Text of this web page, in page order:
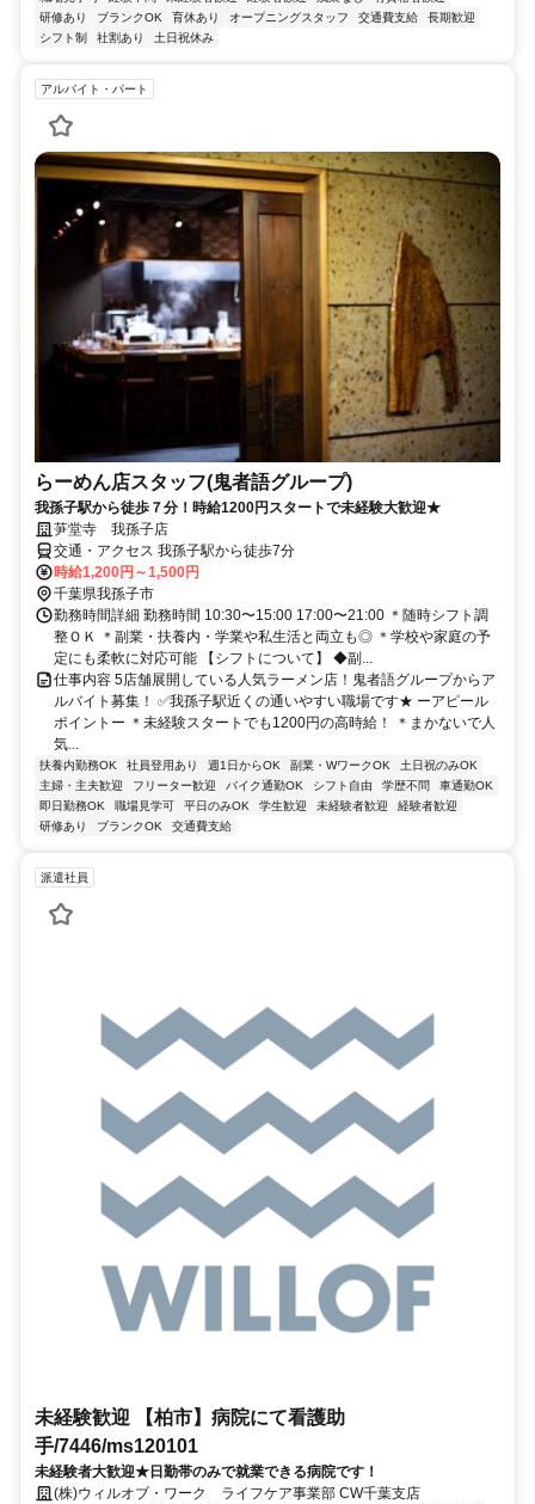
研修あり
ブランクOK 育休あり オープニングスタッフ 交通費支給
長期歓迎
シフト制
社割あり 土日祝休み
アルバイト・パート
らーめん店スタッフ(鬼者語グループ)
我孫子駅から徒歩７分！時給1200円スタートで未経験大歓迎★
芛堂寺 我孫子店
交通・アクセス 我孫子駅から徒歩7分
時給1,200円～1,500円
千葉県我孫子市
勤務時間詳細 勤務時間 10:30〜15:00 17:00〜21:00 ＊随時シフト調
整ＯＫ ＊副業・扶養内・学業や私生活と両立も◎ ＊学校や家庭の予
定にも柔軟に対応可能 【シフトについて】 ◆副...
仕事内容 5店舗展開している人気ラーメン店！鬼者語グループからア
ルバイト募集！ ✅我孫子駅近くの通いやすい職場です★ ーアピール
ポイントー ＊未経験スタートでも1200円の高時給！ ＊まかないで人
気...
扶養内勤務OK 社員登用あり 週1日からOK 副業・WワークOK
土日祝のみOK
主婦・主夫歓迎
フリーター歓迎 バイク通勤OK シフト自由 学歴不問
車通勤OK
即日勤務OK
職場見学可 平日のみOK 学生歓迎 未経験者歓迎
経験者歓迎
研修あり
ブランクOK 交通費支給
派遣社員
未経験歓迎 【柏市】病院にて看護助
手/7446/ms120101
未経験者大歓迎★日勤帯のみで就業できる病院です！
(株)ウィルオブ・ワーク ライフケア事業部 CW千葉支店